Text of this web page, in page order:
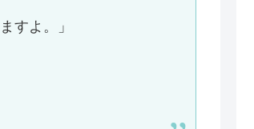
すよ。」